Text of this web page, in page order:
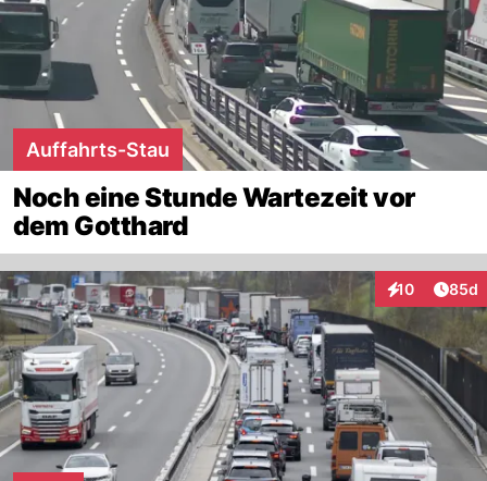
Auffahrts-Stau
Noch eine Stunde Wartezeit vor
dem Gotthard
10
Interaktionen
85d